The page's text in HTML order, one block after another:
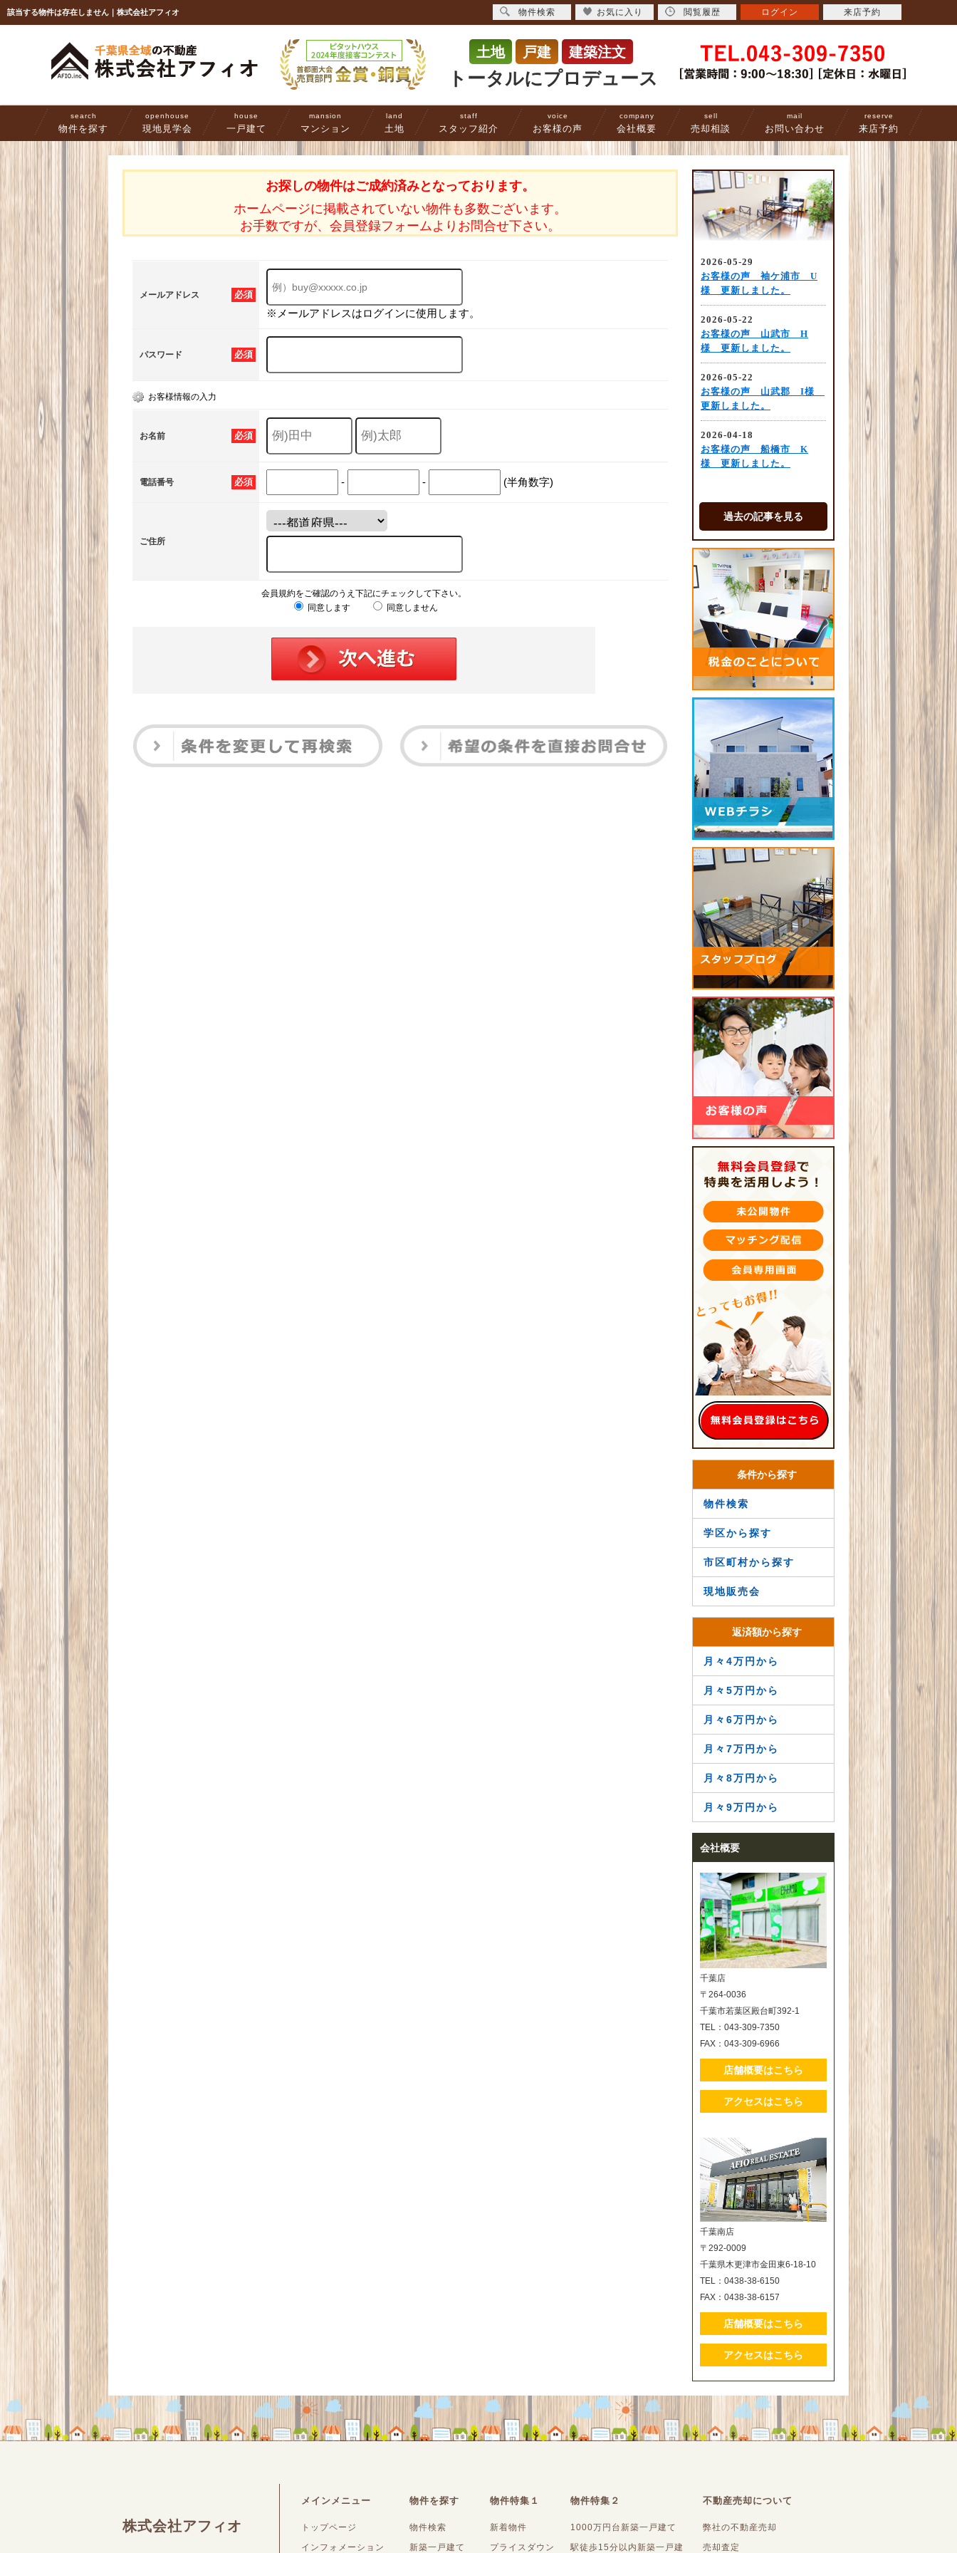
該当する物件は存在しません｜株式会社アフィオ
土地 戸建 建築注文
トータルにプロデュース
search
物件を探す
openhouse
現地見学会
house
一戸建て
mansion
マンション
land
土地
staff
スタッフ紹介
voice
お客様の声
company
会社概要
sell
売却相談
mail
お問い合わせ
reserve
来店予約
お探しの物件はご成約済みとなっております。
ホームページに掲載されていない物件も多数ございます。
お手数ですが、会員登録フォームよりお問合せ下さい。
必須
メールアドレス
※メールアドレスはログインに使用します。
必須
パスワード
お客様情報の入力
必須
お名前
必須
電話番号 - - (半角数字)
ご住所
会員規約をご確認のうえ下記にチェックして下さい。
同意します
同意しません
過去の記事を見る
条件から探す
物件検索
学区から探す
市区町村から探す
現地販売会
返済額から探す
月々4万円から
月々5万円から
月々6万円から
月々7万円から
月々8万円から
月々9万円から
会社概要
千葉店
〒264-0036
千葉市若葉区殿台町392-1
TEL：043-309-7350
FAX：043-309-6966
店舗概要はこちら
アクセスはこちら
千葉南店
〒292-0009
千葉県木更津市金田東6-18-10
TEL：0438-38-6150
FAX：0438-38-6157
店舗概要はこちら
アクセスはこちら
株式会社アフィオ
メインメニュー
トップページ
インフォメーション
物件を探す
物件検索
新築一戸建て
物件特集１
新着物件
プライスダウン
物件特集２
1000万円台新築一戸建て
駅徒歩15分以内新築一戸建
不動産売却について
弊社の不動産売却
売却査定
物件検索 お気に入り 閲覧履歴 ログイン 来店予約